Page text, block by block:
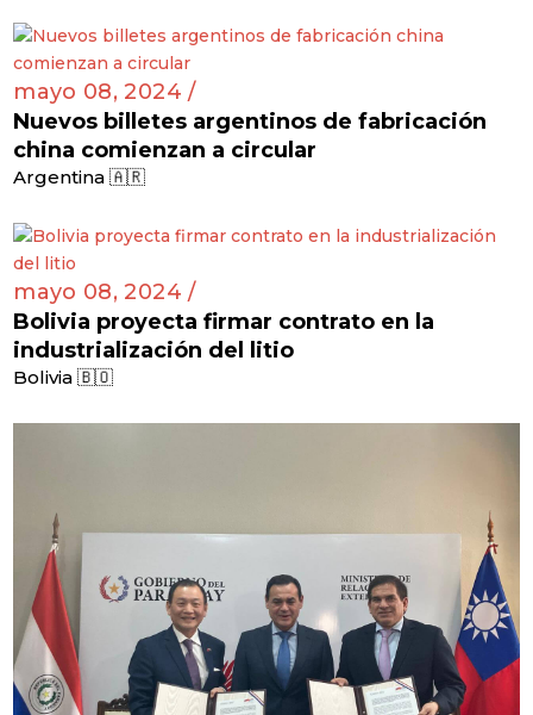
mayo 08, 2024 /
Nuevos billetes argentinos de fabricación
china comienzan a circular
Argentina 🇦🇷
mayo 08, 2024 /
Bolivia proyecta firmar contrato en la
industrialización del litio
Bolivia 🇧🇴